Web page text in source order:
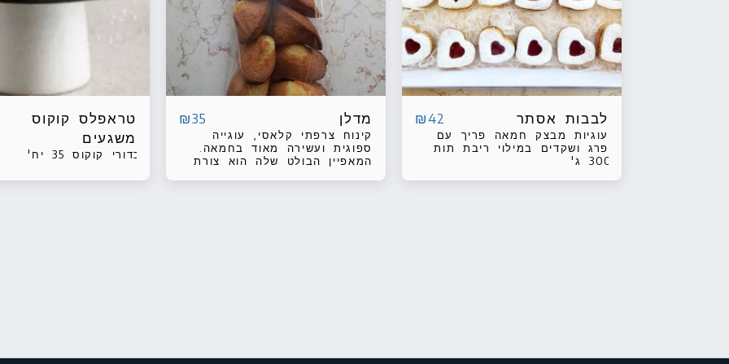
לבבות אסתר ₪42
עוגיות מבצק חמאה פריך עם
פרג ושקדים במילוי ריבת תות
300 ג'
מדלן ₪35
קינוח צרפתי קלאסי, עוגייה
ספוגית ועשירה מאוד בחמאה.
המאפיין הבולט שלה הוא צורת
טראפלס קוקוס
משגעים
כדורי קוקוס 35 יח'